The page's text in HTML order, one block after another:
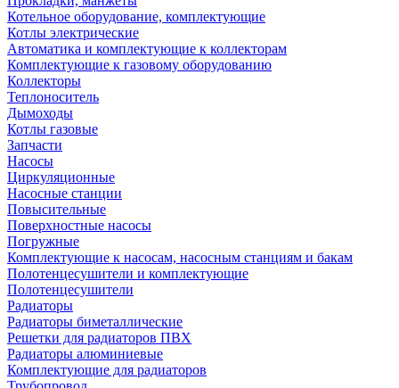
Котельное оборудование, комплектующие
Котлы электрические
Автоматика и комплектующие к коллекторам
Комплектующие к газовому оборудованию
Коллекторы
Теплоноситель
Дымоходы
Котлы газовые
Запчасти
Насосы
Циркуляционные
Насосные станции
Повысительные
Поверхностные насосы
Погружные
Комплектующие к насосам, насосным станциям и бакам
Полотенцесушители и комплектующие
Полотенцесушители
Радиаторы
Радиаторы биметаллические
Решетки для радиаторов ПВХ
Радиаторы алюминиевые
Комплектующие для радиаторов